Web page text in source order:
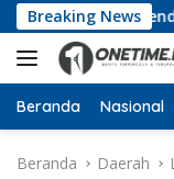
Langsung
ke
konten
Breaking News
10 Ribu Bendera
Beranda Nasional
Beranda Daerah